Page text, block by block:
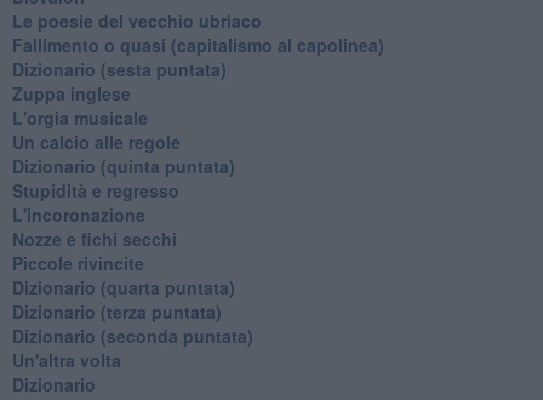
Le poesie del vecchio ubriaco
Fallimento o quasi (capitalismo al capolinea)
Dizionario (sesta puntata)
Zuppa inglese
L'orgia musicale
Un calcio alle regole
Dizionario (quinta puntata)
Stupidità e regresso
L'incoronazione
Nozze e fichi secchi
Piccole rivincite
​Dizionario (quarta puntata)
​Dizionario (terza puntata)
​Dizionario (seconda puntata)
Un'altra volta
Dizionario